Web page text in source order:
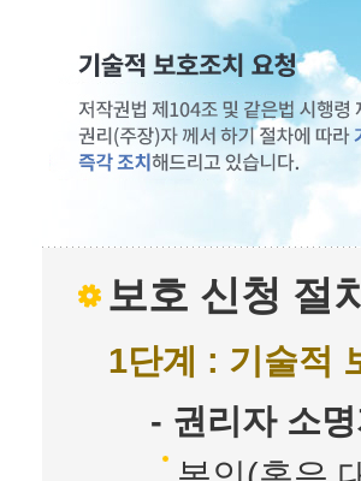
보호 신청 절
1단계 : 기술적
- 권리자 소